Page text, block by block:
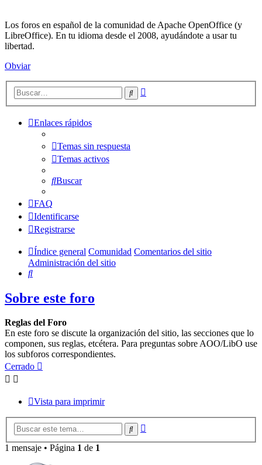
Los foros en español de la comunidad de Apache OpenOffice (y
LibreOffice). En tu idioma desde el 2008, ayudándote a usar tu
libertad.
Obviar
Buscar
Enlaces rápidos
Temas sin respuesta
Temas activos
Buscar
FAQ
Identificarse
Registrarse
Índice general Comunidad Comentarios del sitio
Administración del sitio
Buscar
Sobre este foro
Reglas del Foro
En este foro se discute la organización del sitio, las secciones que lo
componen, sus reglas, etcétera. Para preguntas sobre AOO/LibO use
los subforos correspondientes.
Cerrado
Vista para imprimir
Buscar
1 mensaje • Página 1 de 1